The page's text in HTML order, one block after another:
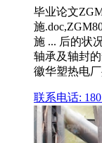
毕业论文
施
施 ... 后的状
轴承及轴封
徽华塑热电
联系电话: 180